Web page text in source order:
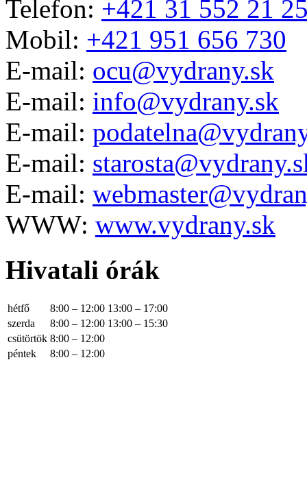
Telefon: +421 31 552 21
Mobil: +421 951 656 730
E-mail: ocu@vydrany.sk
E-mail: info@vydrany.sk
E-mail:
E-mail:
E-mail:
WWW: www.vydrany.sk
Hivatali órák
hétfő 8:00 – 12:00 13:00 – 17:00
szerda
8:00 – 12:00 13:00 – 15:30
csütörtök 8:00 – 12:00
péntek
8:00 – 12:00